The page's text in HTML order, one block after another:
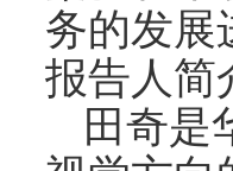
务的发展
报告人简
田奇是